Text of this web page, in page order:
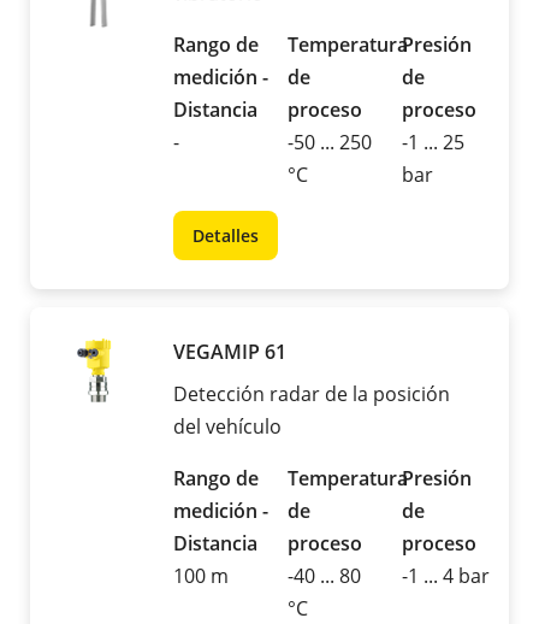
Rango de
medición -
Distancia
-
Temperatura
de
proceso
-50 ... 250
°C
Presión
de
proceso
-1 ... 25
bar
Detalles
VEGAMIP 61
Detección radar de la posición
del vehículo
Rango de
medición -
Distancia
100 m
Temperatura
de
proceso
-40 ... 80
°C
Presión
de
proceso
-1 ... 4 bar